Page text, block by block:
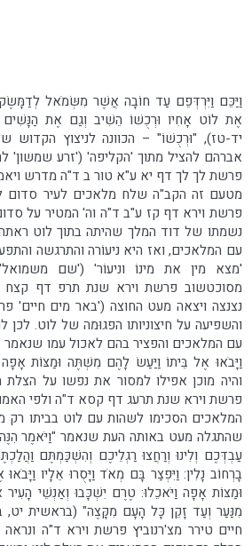
וַיַּכֵּם וַיִּרְדְּפֵם עַד חוֹבָה אֲשֶׁר מִשְּׂמֹאל
אֶת לוֹט אָחִיו וּרְכֻשׁוֹ הֵשִׁיב וְגַם אֶת
יד-טז), "וּרְכֻשׁוֹ" – הכוונה לניצוץ
אברהם להציל מתוך 'הקליפה' ('זרע שמשון'
פרשת לך לך דף יא ע"א טור ב ד"ה מדרש
מטעם זה הקב"ה שלח מלאכים לעיר סדום
פרשת וירא דף קז ע"ב ד"ה וה' המטיר על
נשמתו של דוד המלך שהיתה בתוך לוט
עם המלאכים, ואז היא ניעוֹרה והתרגשה
'מצא מין את מינוֹ וניעוֹר' ('שם
מסוכטשוב פרשת וירא שנת תרפ דף קצח
נצנצה ויצאה מעט החוצה ('באר מים חיים'
והשפיעה על חיצוניותו הפגוּמה של לוט.
עם המלאכים והפציר בהם לאכול עמו שנאמר
וַיָּבֹאוּ אֶל בֵּיתוֹ וַיַּעַשׂ לָהֶם מִשְׁתֶּה וּמַצּוֹת
והיה מוכן אפילו למסור את נפשו על
פרשת וירא שנת תרעג דף קסא ד"ה ולפי
המלאכים הסכימו לשהות עם לוט בביתו רק
שהתגלה מעט באותה העת שנאמר "וַיֹּאמֶר
עַבְדְּכֶם וְלִינוּ וְרַחֲצוּ רַגְלֵיכֶם וְהִשְׁכַּמְתֶּם
בָרְחוֹב נָלִין: וַיִּפְצַר בָּם מְאֹד וַיָּסֻרוּ אֵלָיו
וּמַצּוֹת אָפָה וַיֹּאכֵלוּ: טֶרֶם יִשְׁכָּבוּ וְאַנְשֵׁי
מִנַּעַר וְעַד זָקֵן כָּל הָעָם מִקָּצֶה" (בראשית
חיים טירר מצ'רנוביץ פרשת וירא ד"ה